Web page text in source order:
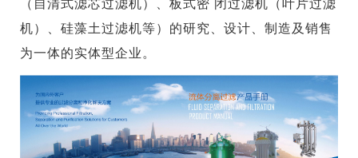
（自清式滤芯过滤机）、板式密 闭过滤机（叶片过滤
机）、硅藻土过滤机等）的研究、设计、制造及销售
为一体的实体型企业。